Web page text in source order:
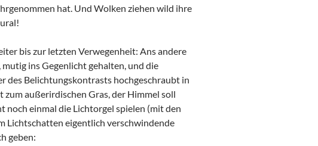
hat. Und Wolken ziehen wild ihre
bis zur letzten Verwegenheit: Ans andere
mutig ins Gegenlicht gehalten, und die
des Belichtungskontrasts hochgeschraubt in
zum außerirdischen Gras, der Himmel soll
noch einmal die Lichtorgel spielen (mit den
Lichtschatten eigentlich verschwindende
geben: